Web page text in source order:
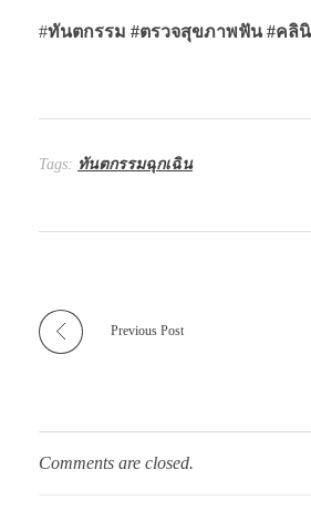
#ทันตกรรม #ตรวจสุขภาพฟัน #คลิ
Tags: ทันตกรรมฉุกเฉิน
Previous Post
Comments are closed.